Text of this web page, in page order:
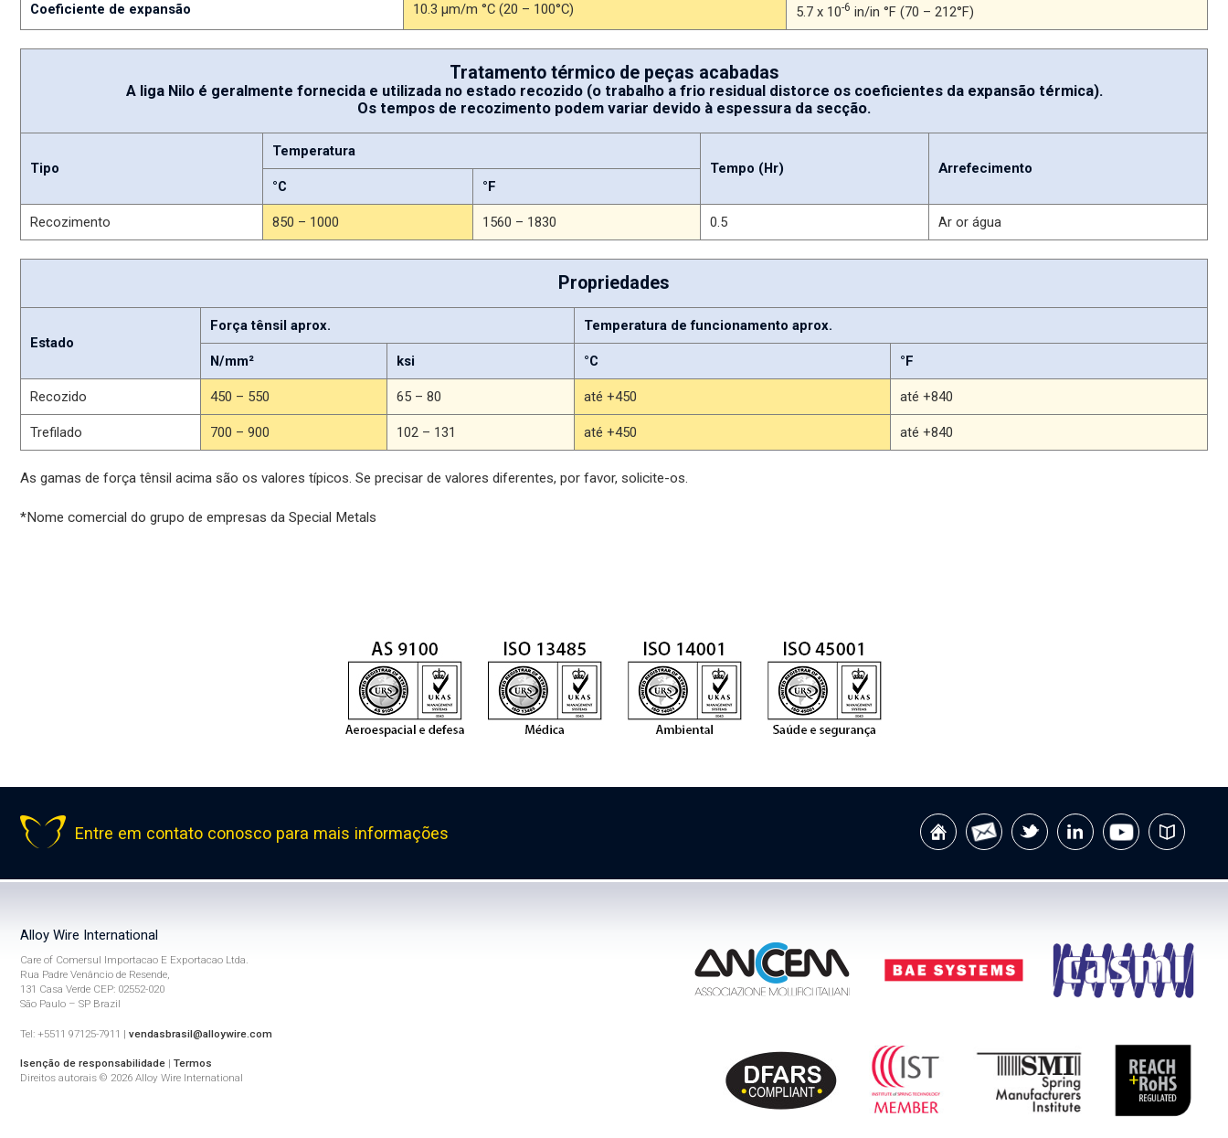
Coeficiente de expansão 10.3 µm/m °C (20 – 100°C) 5.7 x 10-6 in/in °F (70 – 212°F)
Tratamento térmico de peças acabadas
A liga Nilo é geralmente fornecida e utilizada no estado recozido (o trabalho a frio residual distorce os coeficientes da expansão térmica).
Os tempos de recozimento podem variar devido à espessura da secção.
Tipo
Temperatura
Tempo (Hr)
Arrefecimento
°C
°F
Recozimento 850 – 1000 1560 – 1830 0.5 Ar or água
Propriedades
Estado
Força tênsil aprox. Temperatura de funcionamento aprox.
N/mm² ksi °C °F
Recozido 450 – 550 65 – 80 até +450 até +840
Trefilado 700 – 900 102 – 131 até +450 até +840
As gamas de força tênsil acima são os valores típicos. Se precisar de valores diferentes, por favor, solicite-os.
*Nome comercial do grupo de empresas da Special Metals
Entre em contato conosco para mais informações
Alloy Wire International
Care of Comersul Importacao E Exportacao Ltda.
Rua Padre Venâncio de Resende,
131 Casa Verde CEP: 02552-020
São Paulo – SP Brazil
Tel: +5511 97125-7911 | vendasbrasil@alloywire.com
Isenção de responsabilidade | Termos
Direitos autorais © 2026 Alloy Wire International